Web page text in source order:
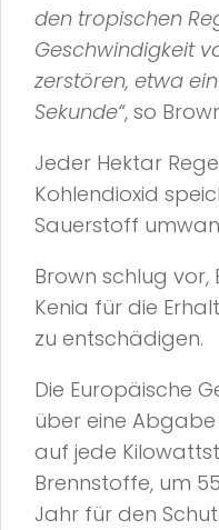
den tropischen
Geschwindigkeit
zerstören, etwa
Sekunde“, so
Jeder Hektar
Kohlendioxid
Sauerstoff
Brown schlug vor,
Kenia für die
zu entschädigen.
Die Europäische
über eine
auf jede
Brennstoffe, um
Jahr für den